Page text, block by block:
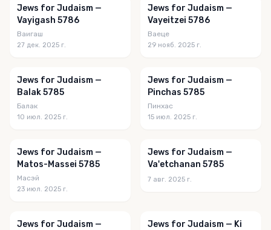
Jews for Judaism —
Vayigash 5786
Ваигаш
27 дек. 2025 г.
Jews for Judaism —
Vayeitzei 5786
Ваеце
29 нояб. 2025 г.
Jews for Judaism —
Balak 5785
Балак
10 июл. 2025 г.
Jews for Judaism —
Pinchas 5785
Пинхас
15 июл. 2025 г.
Jews for Judaism —
Matos-Massei 5785
Масэй
23 июл. 2025 г.
Jews for Judaism —
Va'etchanan 5785
7 авг. 2025 г.
Jews for Judaism —
Jews for Judaism — Ki